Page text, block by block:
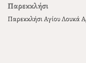
Παρεκκλήσι
Παρεκκλήσι Αγίου Λουκά